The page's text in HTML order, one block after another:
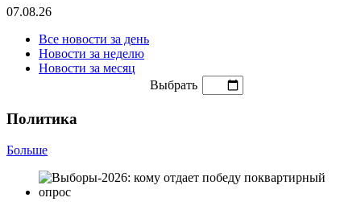
07.08.26
Все новости за день
Новости за неделю
Новости за месяц
Выбрать
Политика
Больше